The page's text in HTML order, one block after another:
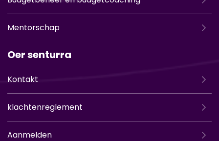
Mentorschap
Oer senturra
Kontakt
klachtenreglement
Aanmelden